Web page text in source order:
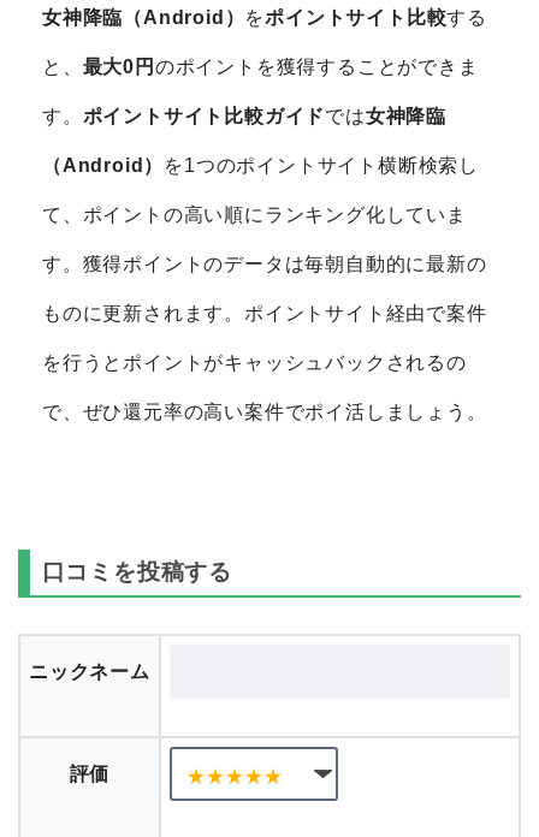
女神降臨（Android） をポイントサイト比較する
と、 最大0円 のポイントを獲得することができま
す。 ポイントサイト比較ガイドでは女神降臨
（Android） を1つのポイントサイト横断検索し
て、ポイントの高い順にランキング化していま
す。獲得ポイントのデータは毎朝自動的に最新の
ものに更新されます。ポイントサイト経由で案件
を行うとポイントがキャッシュバックされるの
で、ぜひ還元率の高い案件でポイ活しましょう。
口コミを投稿する
ニックネーム
評価